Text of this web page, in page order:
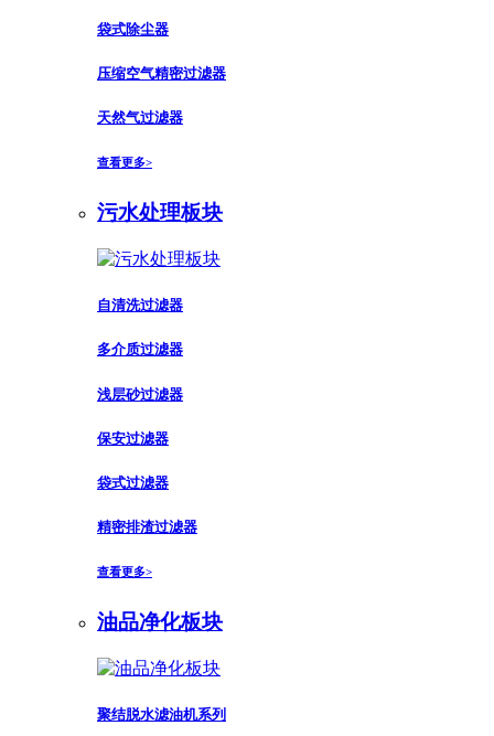
袋式除尘器
压缩空气精密过滤器
天然气过滤器
查看更多>
污水处理板块
自清洗过滤器
多介质过滤器
浅层砂过滤器
保安过滤器
袋式过滤器
精密排渣过滤器
查看更多>
油品净化板块
聚结脱水滤油机系列